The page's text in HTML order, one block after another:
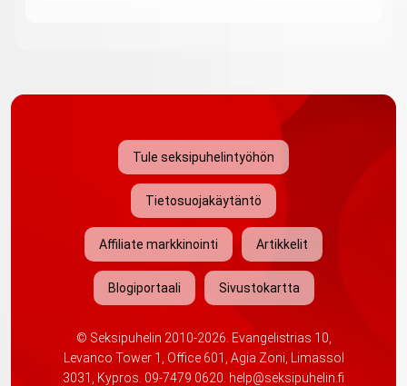
Tule seksipuhelintyöhön
Tietosuojakäytäntö
Affiliate markkinointi Artikkelit
Blogiportaali Sivustokartta
© Seksipuhelin 2010-2026. Evangelistrias 10,
Levanco Tower 1, Office 601, Agia Zoni, Limassol
3031, Kypros. 09-7479 0620. help@seksipuhelin.fi